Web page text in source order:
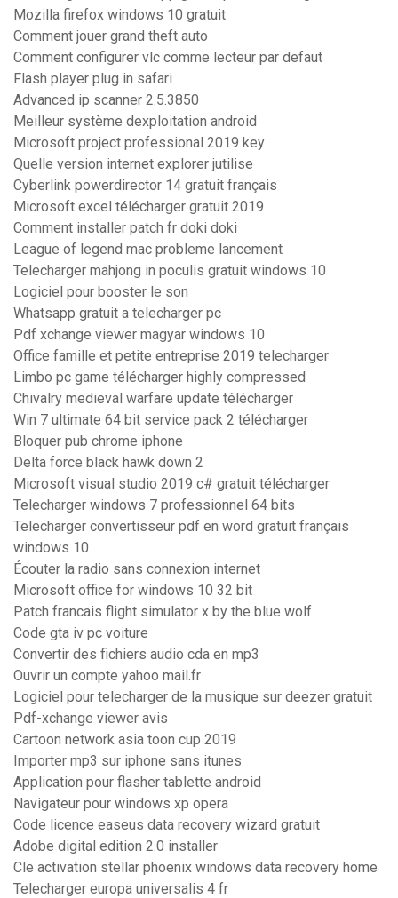
Mozilla firefox windows 10 gratuit
Comment jouer grand theft auto
Comment configurer vlc comme lecteur par defaut
Flash player plug in safari
Advanced ip scanner 2.5.3850
Meilleur système dexploitation android
Microsoft project professional 2019 key
Quelle version internet explorer jutilise
Cyberlink powerdirector 14 gratuit français
Microsoft excel télécharger gratuit 2019
Comment installer patch fr doki doki
League of legend mac probleme lancement
Telecharger mahjong in poculis gratuit windows 10
Logiciel pour booster le son
Whatsapp gratuit a telecharger pc
Pdf xchange viewer magyar windows 10
Office famille et petite entreprise 2019 telecharger
Limbo pc game télécharger highly compressed
Chivalry medieval warfare update télécharger
Win 7 ultimate 64 bit service pack 2 télécharger
Bloquer pub chrome iphone
Delta force black hawk down 2
Microsoft visual studio 2019 c# gratuit télécharger
Telecharger windows 7 professionnel 64 bits
Telecharger convertisseur pdf en word gratuit français
windows 10
Écouter la radio sans connexion internet
Microsoft office for windows 10 32 bit
Patch francais flight simulator x by the blue wolf
Code gta iv pc voiture
Convertir des fichiers audio cda en mp3
Ouvrir un compte yahoo mail.fr
Logiciel pour telecharger de la musique sur deezer gratuit
Pdf-xchange viewer avis
Cartoon network asia toon cup 2019
Importer mp3 sur iphone sans itunes
Application pour flasher tablette android
Navigateur pour windows xp opera
Code licence easeus data recovery wizard gratuit
Adobe digital edition 2.0 installer
Cle activation stellar phoenix windows data recovery home
Telecharger europa universalis 4 fr